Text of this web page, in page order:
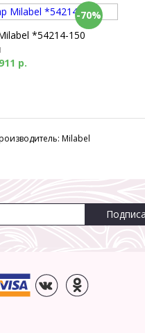
-70%
*54214-150
р.
Milabel